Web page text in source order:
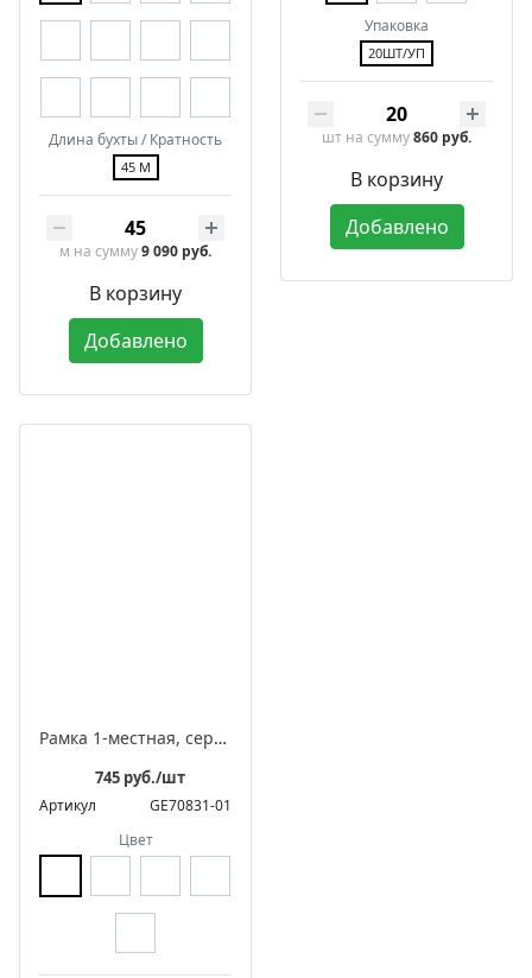
Длина бухты / Кратность
45 М
м на сумму9 090 руб.
В корзину
Добавлено
Упаковка
20ШТ/УП
шт на сумму860 руб.
В корзину
Добавлено
Рамка 1-местная, серия «Аврора»
745 руб./шт
Артикул
GE70831-01
Цвет